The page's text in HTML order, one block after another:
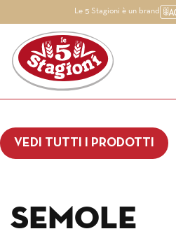
Le 5 Stagioni è un brand
VEDI TUTTI I PRODOTTI
Semole